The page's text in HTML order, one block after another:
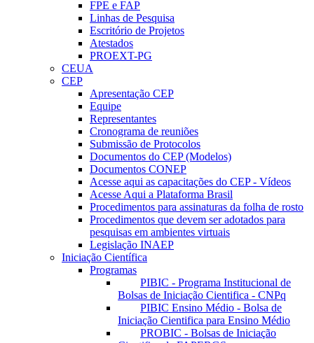
FPE e FAP
Linhas de Pesquisa
Escritório de Projetos
Atestados
PROEXT-PG
CEUA
CEP
Apresentação CEP
Equipe
Representantes
Cronograma de reuniões
Submissão de Protocolos
Documentos do CEP (Modelos)
Documentos CONEP
Acesse aqui as capacitações do CEP - Vídeos
Acesse Aqui a Plataforma Brasil
Procedimentos para assinaturas da folha de rosto
Procedimentos que devem ser adotados para
pesquisas em ambientes virtuais
Legislação INAEP
Iniciação Científica
Programas
PIBIC - Programa Institucional de
Bolsas de Iniciação Cientifica - CNPq
PIBIC Ensino Médio - Bolsa de
Iniciação Cientifica para Ensino Médio
PROBIC - Bolsas de Iniciação